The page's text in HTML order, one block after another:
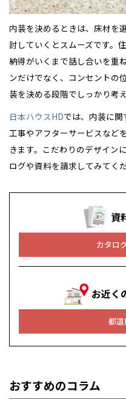
内装を決めるときは、床材を
討していくとスムーズです。
納得がいくまで話し合いを重
ンだけでなく、コンセントの
装を決める段階でしっかり考
日本ハウスHDでは、内装に
工事やアフターサービスなど
きます。こだわりのデザイン
ログや資料を請求してみてくだ
資
カタロ
お近く
都
おすすめのコラム